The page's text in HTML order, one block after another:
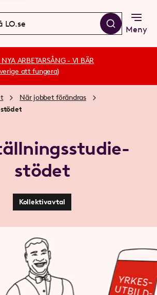
Meny
ARBETARSÅNG - VI BÄR
att fungera)
När jobbet förändras
stödet
Kollektivavtal